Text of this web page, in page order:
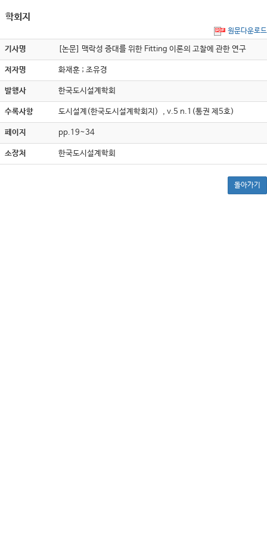
학회지
원문다운로드
기사명 [논문] 맥락성 증대를 위한 Fitting 이론의 고찰에 관한 연구
저자명 화재훈 ; 조유경
발행사 한국도시설계학회
수록사항 도시설계(한국도시설계학회지) , v.5 n.1(통권 제5호)
페이지 pp.19~34
소장처 한국도시설계학회